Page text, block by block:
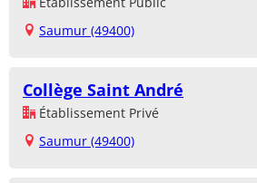
Saumur (49400)
Collège Saint André
Établissement Privé
Saumur (49400)